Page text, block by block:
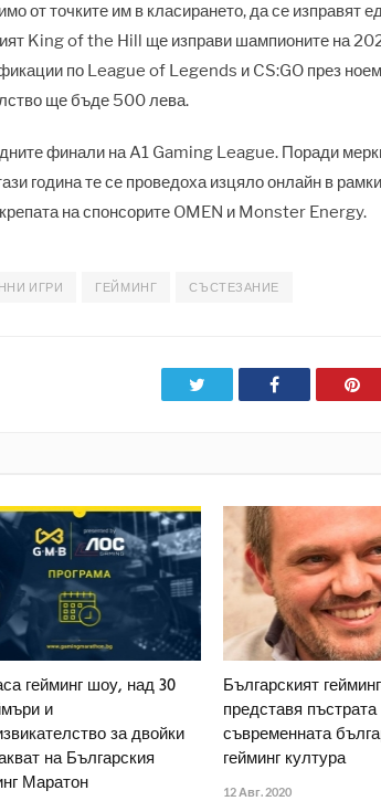
от точките им в класирането, да се изправят
King of the Hill ще изправи шампионите на
по League of Legends и CS:GO през
ще бъде 500 лева.
финали на A1 Gaming League. Поради
година те се проведоха изцяло онлайн в
на спонсорите OMEN и Monster Energy.
ИГРИ ГЕЙМИНГ СЪСТЕЗАНИЕ
Facebook
гейминг шоу, над 30
и
за двойки
на Българския
Маратон
Българският
представя
съвременната
гейминг култура
12 Авг. 2020